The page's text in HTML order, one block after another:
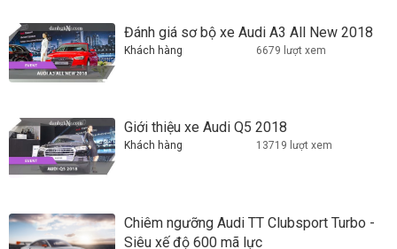
Đánh giá sơ bộ xe Audi A3 All New 2018
Khách hàng 6679 lượt xem
Giới thiệu xe Audi Q5 2018
Khách hàng 13719 lượt xem
Chiêm ngưỡng Audi TT Clubsport Turbo -
Siêu xế độ 600 mã lực